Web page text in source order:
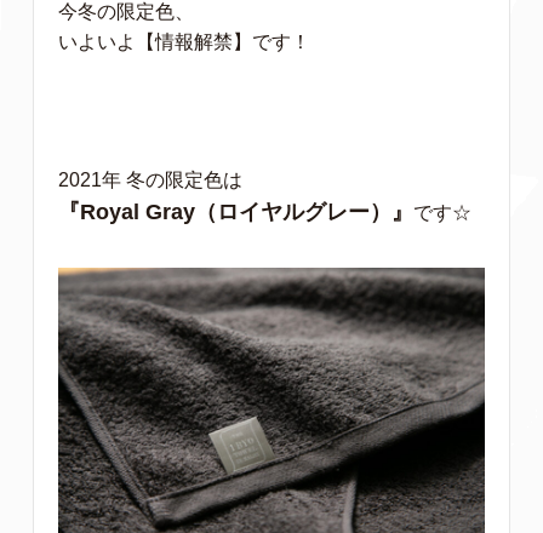
今冬の限定色、
いよいよ【情報解禁】です！
2021年 冬の限定色は
『Royal Gray（ロイヤルグレー）』 です☆